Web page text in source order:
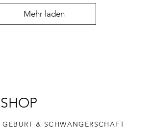
Mehr laden
SHOP
GEBURT & SCHWANGERSCHAFT